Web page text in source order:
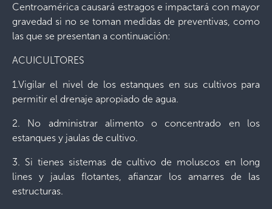
Centroamérica causará estragos e impactará con mayor
gravedad si no se toman medidas de preventivas, como
las que se presentan a continuación:
ACUICULTORES
1.Vigilar el nivel de los estanques en sus cultivos para
permitir el drenaje apropiado de agua.
2. No administrar alimento o concentrado en los
estanques y jaulas de cultivo.
3. Si tienes sistemas de cultivo de moluscos en long
lines y jaulas flotantes, afianzar los amarres de las
estructuras.